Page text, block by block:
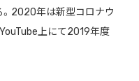
2020年は新型コロナウ
上にて2019年度